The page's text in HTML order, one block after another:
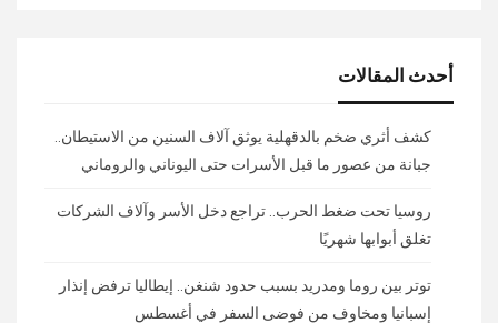
أحدث المقالات
كشف أثري ضخم بالدقهلية يوثق آلاف السنين من الاستيطان..
جبانة من عصور ما قبل الأسرات حتى اليوناني والروماني
روسيا تحت ضغط الحرب.. تراجع دخل الأسر وآلاف الشركات
تغلق أبوابها شهريًا
توتر بين روما ومدريد بسبب حدود شنغن.. إيطاليا ترفض إنذار
إسبانيا ومخاوف من فوضى السفر في أغسطس